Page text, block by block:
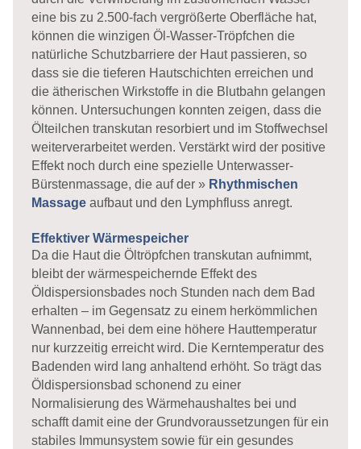
eine bis zu 2.500-fach vergrößerte Oberfläche hat,
können die winzigen Öl-Wasser-Tröpfchen die
natürliche Schutzbarriere der Haut passieren, so
dass sie die tieferen Hautschichten erreichen und
die ätherischen Wirkstoffe in die Blutbahn gelangen
können. Untersuchungen konnten zeigen, dass die
Ölteilchen transkutan resorbiert und im Stoffwechsel
weiterverarbeitet werden. Verstärkt wird der positive
Effekt noch durch eine spezielle Unterwasser-
Bürstenmassage, die auf der » Rhythmischen
Massageaufbaut und den Lymphfluss anregt.
Effektiver Wärmespeicher
Da die Haut die Öltröpfchen transkutan aufnimmt,
bleibt der wärmespeichernde Effekt des
Öldispersionsbades noch Stunden nach dem Bad
erhalten – im Gegensatz zu einem herkömmlichen
Wannenbad, bei dem eine höhere Hauttemperatur
nur kurzzeitig erreicht wird. Die Kerntemperatur des
Badenden wird lang anhaltend erhöht. So trägt das
Öldispersionsbad schonend zu einer
Normalisierung des Wärmehaushaltes bei und
schafft damit eine der Grundvoraussetzungen für ein
stabiles Immunsystem sowie für ein gesundes